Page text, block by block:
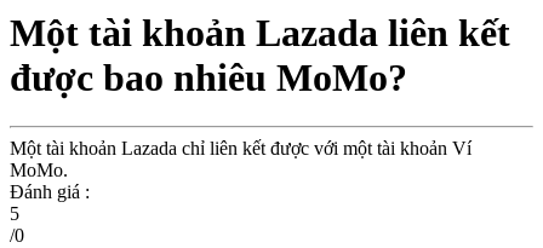
Một tài khoản Lazada liên kết
được bao nhiêu MoMo?
Một tài khoản Lazada chỉ liên kết được với một tài khoản Ví
MoMo.
Đánh giá :
5
/0